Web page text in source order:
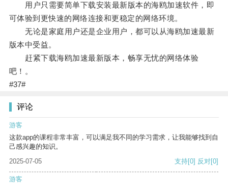
用户只需要简单下载安装最新版本的海鸥加速软件，即
可体验到更快速的网络连接和更稳定的网络环境。
无论是家庭用户还是企业用户，都可以从海鸥加速最新
版本中受益。
赶紧下载海鸥加速最新版本，畅享无忧的网络体验
吧！。
#37#
评论
游客
这款app的课程非常丰富，可以满足我不同的学习需求，让我能够找到自
己感兴趣的知识。
2025-07-05
支持[0] 反对[0]
游客